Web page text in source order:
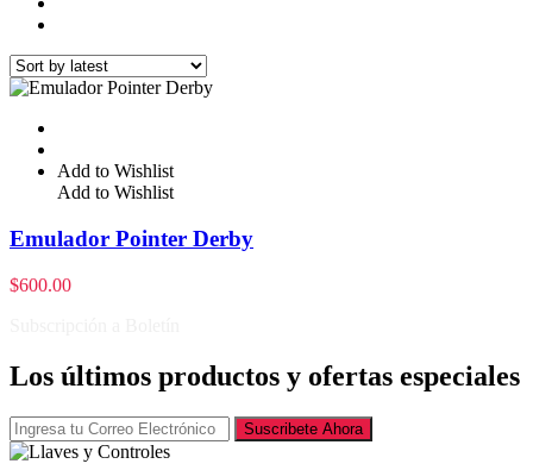
Add to Wishlist
Add to Wishlist
Emulador Pointer Derby
$600.00
Los últimos productos y ofertas especiales
Suscribete Ahora